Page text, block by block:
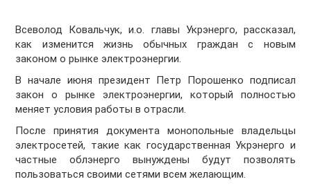
Всеволод Ковальчук, и.о. главы Укрэнерго, рассказал,
как изменится жизнь обычных граждан с новым
законом о рынке электроэнергии.
В начале июня президент Петр Порошенко подписал
закон о рынке электроэнергии, который полностью
меняет условия работы в отрасли.
После принятия документа монопольные владельцы
электросетей, такие как государственная Укрэнерго и
частные облэнерго вынуждены будут позволять
пользоваться своими сетями всем желающим.